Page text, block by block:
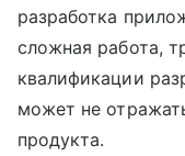
разработка
сложная работа,
квалификации
может не
продукта.